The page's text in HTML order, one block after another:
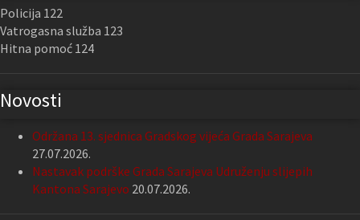
Policija 122
Vatrogasna služba 123
Hitna pomoć 124
Novosti
Održana 13. sjednica Gradskog vijeća Grada Sarajeva
27.07.2026.
Nastavak podrške Grada Sarajeva Udruženju slijepih
Kantona Sarajevo 20.07.2026.